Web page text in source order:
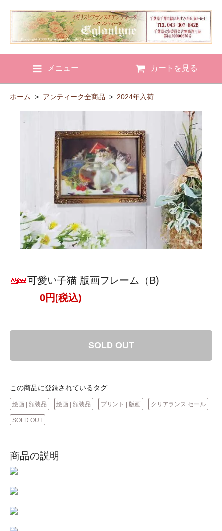
メニュー カートを見る
ホーム > アンティーク全商品 > 2024年入荷
可愛い子猫 版画フレーム（B)
0円(税込)
SOLD OUT
この商品に登録されているタグ
絵画 | 額装品 絵画 | 額装品 プリント | 版画 クリアランス セール
SOLD OUT
商品の説明